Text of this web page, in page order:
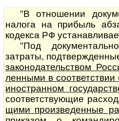
"В отношении
налога на прибыль
кодекса РФ
"Под
затраты,
законодательством
лен­ны­ми в
иностранном
соответствующие
щи­ми произведенные